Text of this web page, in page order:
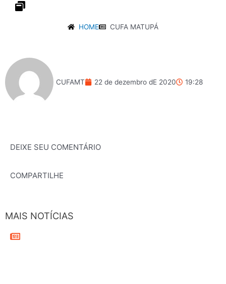
HOME CUFA MATUPÁ
CUFAMT 22 de dezembro dE 2020 19:28
DEIXE SEU COMENTÁRIO
COMPARTILHE
MAIS NOTÍCIAS